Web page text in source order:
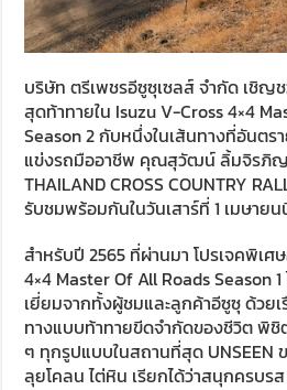
บริษัท ตรีเพชรอีซูซุเซลส์ จำกัด เชิ
สุดท้าทายใน Isuzu V-Cross 4×4
Season 2 กับหนึ่งในเส้นทางที่อันตร
แข่งรถมืออาชีพ คุณสุวัฒน์ ลิ้มจิรภิ
THAILAND CROSS COUNTRY
รับชมพร้อมกันในวันเสาร์ที่ 1 เมษายน
สำหรับปี 2565 ที่ผ่านมา โปรเจคพิเศ
4×4 Master Of All Roads Season
เยี่ยมจากทั้งผู้ชมและลูกค้าอีซูซุ ด้วยเ
ทางแบบท้าทายขีดจำกัดของชีวิต พิชิ
ๆ ทุกรูปแบบในสถานที่สุด UNSEEN
ลุยโคลน ไต่หิน เรียกได้ว่าสนุกครบรส